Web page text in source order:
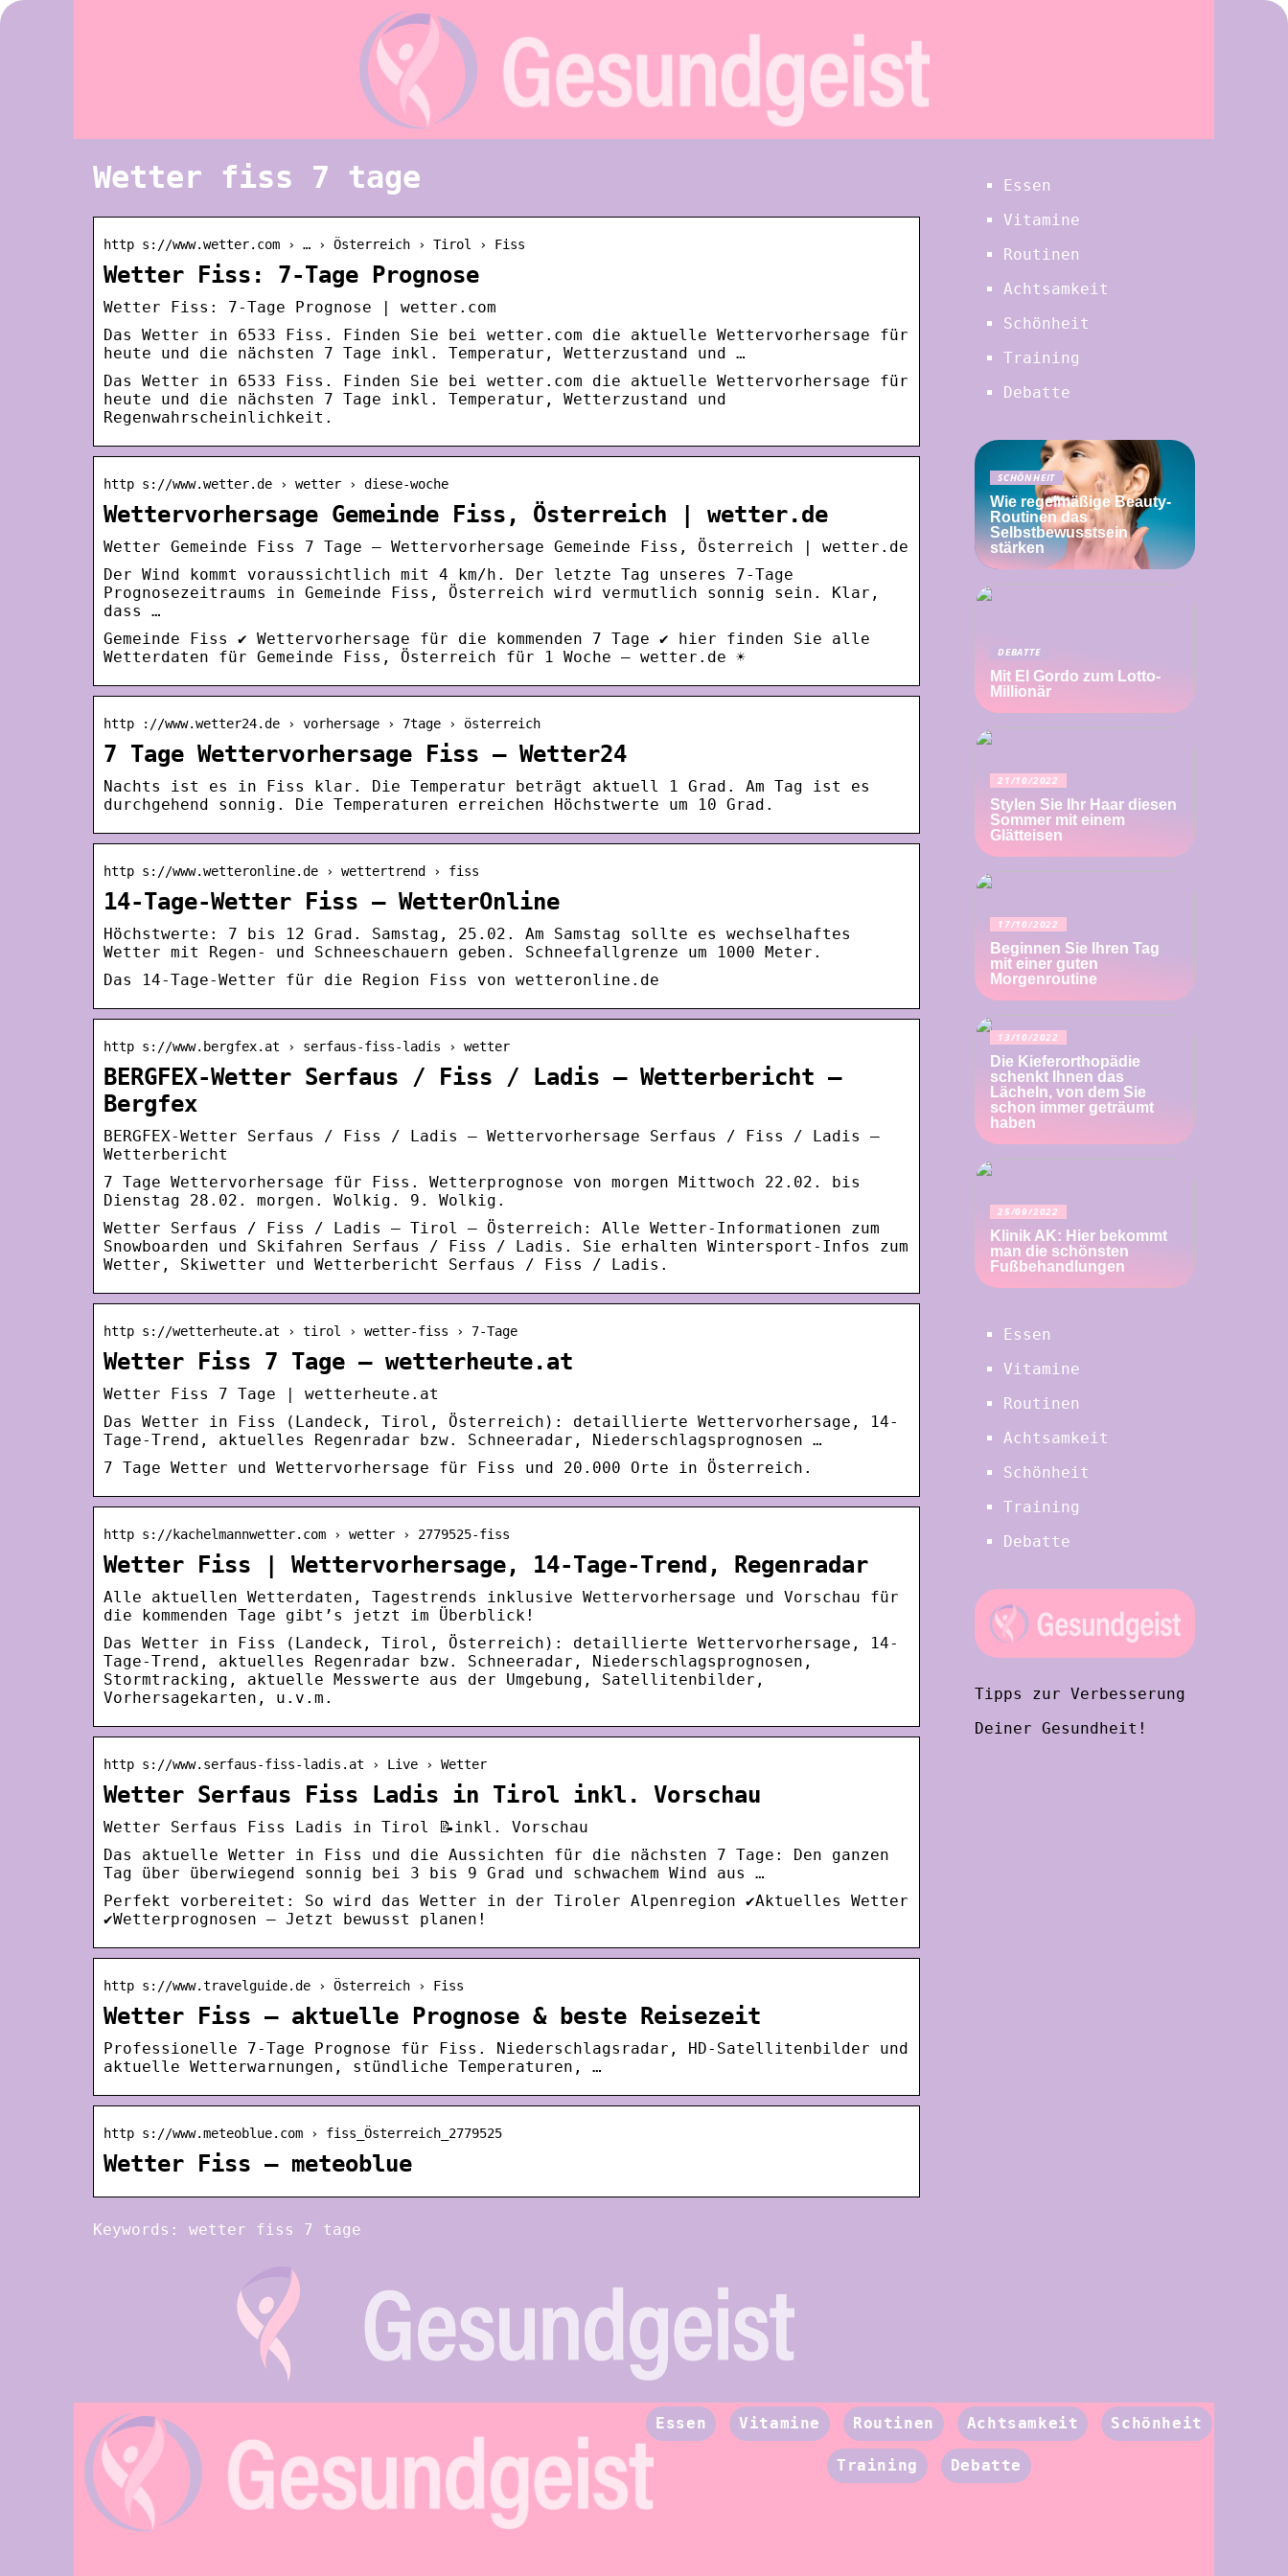
Wetter fiss 7 tage
http s://www.wetter.com › … › Österreich › Tirol › Fiss
Wetter Fiss: 7-Tage Prognose
Wetter Fiss: 7-Tage Prognose | wetter.com
Das Wetter in 6533 Fiss. Finden Sie bei wetter.com die aktuelle Wettervorhersage für
heute und die nächsten 7 Tage inkl. Temperatur, Wetterzustand und …
Das Wetter in 6533 Fiss. Finden Sie bei wetter.com die aktuelle Wettervorhersage für
heute und die nächsten 7 Tage inkl. Temperatur, Wetterzustand und
Regenwahrscheinlichkeit.
http s://www.wetter.de › wetter › diese-woche
Wettervorhersage Gemeinde Fiss, Österreich | wetter.de
Wetter Gemeinde Fiss 7 Tage – Wettervorhersage Gemeinde Fiss, Österreich | wetter.de
Der Wind kommt voraussichtlich mit 4 km/h. Der letzte Tag unseres 7-Tage
Prognosezeitraums in Gemeinde Fiss, Österreich wird vermutlich sonnig sein. Klar,
dass …
Gemeinde Fiss ✔ Wettervorhersage für die kommenden 7 Tage ✔ hier finden Sie alle
Wetterdaten für Gemeinde Fiss, Österreich für 1 Woche – wetter.de ☀
http ://www.wetter24.de › vorhersage › 7tage › österreich
7 Tage Wettervorhersage Fiss – Wetter24
Nachts ist es in Fiss klar. Die Temperatur beträgt aktuell 1 Grad. Am Tag ist es
durchgehend sonnig. Die Temperaturen erreichen Höchstwerte um 10 Grad.
http s://www.wetteronline.de › wettertrend › fiss
14-Tage-Wetter Fiss – WetterOnline
Höchstwerte: 7 bis 12 Grad. Samstag, 25.02. Am Samstag sollte es wechselhaftes
Wetter mit Regen- und Schneeschauern geben. Schneefallgrenze um 1000 Meter.
Das 14-Tage-Wetter für die Region Fiss von wetteronline.de
http s://www.bergfex.at › serfaus-fiss-ladis › wetter
BERGFEX-Wetter Serfaus / Fiss / Ladis – Wetterbericht –
Bergfex
BERGFEX-Wetter Serfaus / Fiss / Ladis – Wettervorhersage Serfaus / Fiss / Ladis –
Wetterbericht
7 Tage Wettervorhersage für Fiss. Wetterprognose von morgen Mittwoch 22.02. bis
Dienstag 28.02. morgen. Wolkig. 9. Wolkig.
Wetter Serfaus / Fiss / Ladis – Tirol – Österreich: Alle Wetter-Informationen zum
Snowboarden und Skifahren Serfaus / Fiss / Ladis. Sie erhalten Wintersport-Infos zum
Wetter, Skiwetter und Wetterbericht Serfaus / Fiss / Ladis.
http s://wetterheute.at › tirol › wetter-fiss › 7-Tage
Wetter Fiss 7 Tage – wetterheute.at
Wetter Fiss 7 Tage | wetterheute.at
Das Wetter in Fiss (Landeck, Tirol, Österreich): detaillierte Wettervorhersage, 14-
Tage-Trend, aktuelles Regenradar bzw. Schneeradar, Niederschlagsprognosen …
7 Tage Wetter und Wettervorhersage für Fiss und 20.000 Orte in Österreich.
http s://kachelmannwetter.com › wetter › 2779525-fiss
Wetter Fiss | Wettervorhersage, 14-Tage-Trend, Regenradar
Alle aktuellen Wetterdaten, Tagestrends inklusive Wettervorhersage und Vorschau für
die kommenden Tage gibt’s jetzt im Überblick!
Das Wetter in Fiss (Landeck, Tirol, Österreich): detaillierte Wettervorhersage, 14-
Tage-Trend, aktuelles Regenradar bzw. Schneeradar, Niederschlagsprognosen,
Stormtracking, aktuelle Messwerte aus der Umgebung, Satellitenbilder,
Vorhersagekarten, u.v.m.
http s://www.serfaus-fiss-ladis.at › Live › Wetter
Wetter Serfaus Fiss Ladis in Tirol inkl. Vorschau
Wetter Serfaus Fiss Ladis in Tirol 📝inkl. Vorschau
Das aktuelle Wetter in Fiss und die Aussichten für die nächsten 7 Tage: Den ganzen
Tag über überwiegend sonnig bei 3 bis 9 Grad und schwachem Wind aus …
Perfekt vorbereitet: So wird das Wetter in der Tiroler Alpenregion ✔️Aktuelles Wetter
✔️Wetterprognosen – Jetzt bewusst planen!
http s://www.travelguide.de › Österreich › Fiss
Wetter Fiss – aktuelle Prognose & beste Reisezeit
Professionelle 7-Tage Prognose für Fiss. Niederschlagsradar, HD-Satellitenbilder und
aktuelle Wetterwarnungen, stündliche Temperaturen, …
http s://www.meteoblue.com › fiss_Österreich_2779525
Wetter Fiss – meteoblue
Keywords: wetter fiss 7 tage
Essen
Vitamine
Routinen
Achtsamkeit
Schönheit
Training
Debatte
SCHÖNHEIT
Wie regelmäßige Beauty-
Routinen das
Selbstbewusstsein
stärken
DEBATTE
Mit El Gordo zum Lotto-
Millionär
21/10/2022
Stylen Sie Ihr Haar diesen
Sommer mit einem
Glätteisen
17/10/2022
Beginnen Sie Ihren Tag
mit einer guten
Morgenroutine
13/10/2022
Die Kieferorthopädie
schenkt Ihnen das
Lächeln, von dem Sie
schon immer geträumt
haben
25/09/2022
Klinik AK: Hier bekommt
man die schönsten
Fußbehandlungen
Essen
Vitamine
Routinen
Achtsamkeit
Schönheit
Training
Debatte
Tipps zur Verbesserung
Deiner Gesundheit!
Essen Vitamine Routinen Achtsamkeit Schönheit
Training Debatte